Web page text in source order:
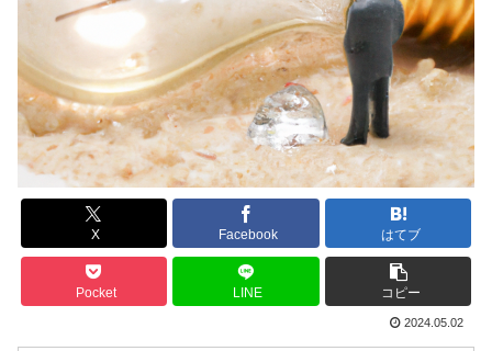
X Facebook はてブ
Pocket LINE コピー
2024.05.02